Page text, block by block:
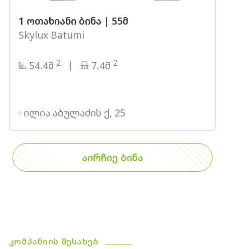
ᲐᲘᲠᲩᲘᲔ ᲑᲘᲜᲐ
1 ოთახიანი ბინა | 55მ
Skylux Batumi
54.4მ 2 7.4მ 2
ილია აბულაძის ქ, 25
ᲙᲝᲛᲞᲐᲜᲘᲘᲡ ᲨᲔᲡᲐᲮᲔᲑ